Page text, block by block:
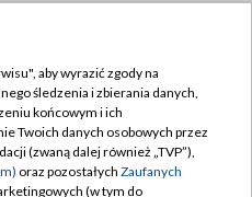
TVP
aby wyrazić zgody na
śledzenia i zbierania danych,
końcowym i ich
Twoich danych osobowych przez
(zwaną dalej również „TVP”),
oraz pozostałych Zaufanych
(w tym do